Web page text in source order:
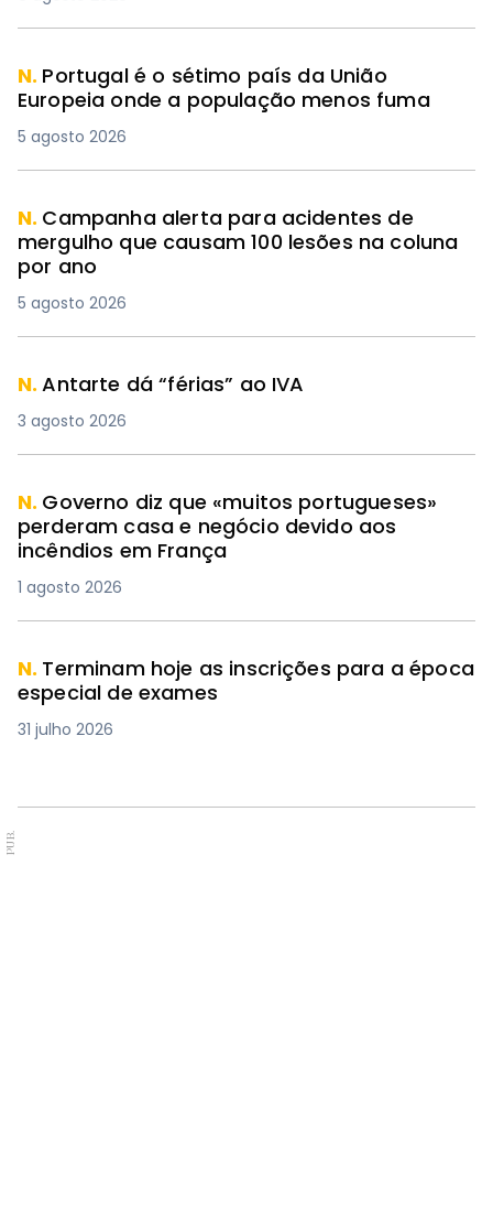
N. Portugal é o sétimo país da União
Europeia onde a população menos fuma
5 agosto 2026
N. Campanha alerta para acidentes de
mergulho que causam 100 lesões na coluna
por ano
5 agosto 2026
N.Antarte dá “férias” ao IVA
3 agosto 2026
N. Governo diz que «muitos portugueses»
perderam casa e negócio devido aos
incêndios em França
1 agosto 2026
N. Terminam hoje as inscrições para a época
especial de exames
31 julho 2026
PUB.